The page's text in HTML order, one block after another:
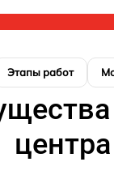
Этапы работ
центра